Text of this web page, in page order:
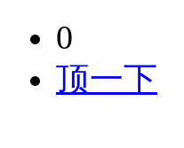
0
顶一下